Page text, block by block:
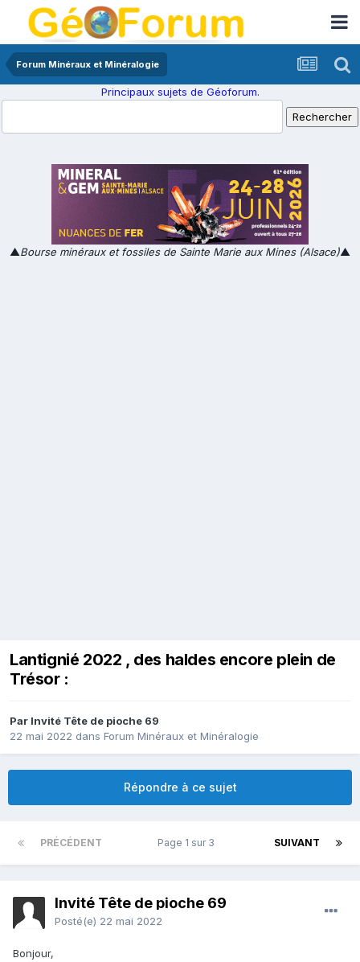
Forum Minéraux et Minéralogie
Principaux sujets de Géoforum.
▲Bourse minéraux et fossiles de Sainte Marie aux Mines (Alsace)▲
Lantignié 2022 , des haldes encore plein de
Trésor :
Par Invité Tête de pioche 69
22 mai 2022 dans Forum Minéraux et Minéralogie
Répondre à ce sujet
PRÉCÉDENT SUIVANT
Page 1 sur 3
Invité Tête de pioche 69
Posté(e) 22 mai 2022
Bonjour,